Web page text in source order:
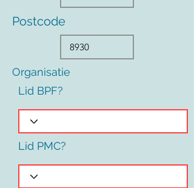
Postcode
Organisatie
Lid BPF?
Lid PMC?